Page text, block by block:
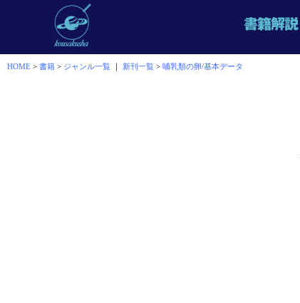
HOME > 書籍 > ジャンル一覧 ｜ 新刊一覧 > 哺乳類の卵/基本データ